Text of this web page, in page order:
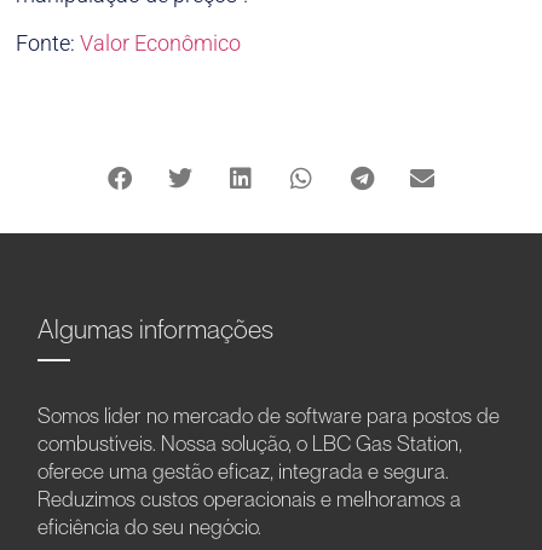
Fonte:Valor Econômico
Algumas informações
Somos líder no mercado de software para postos de
combustíveis. Nossa solução, o LBC Gas Station,
oferece uma gestão eficaz, integrada e segura.
Reduzimos custos operacionais e melhoramos a
eficiência do seu negócio.